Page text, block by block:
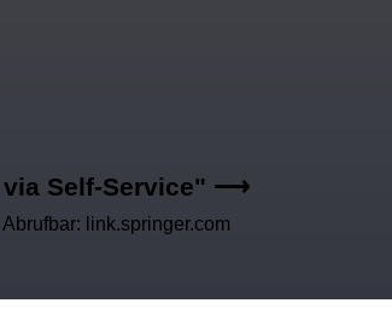
via Self-Service" ⟶
link.springer.com